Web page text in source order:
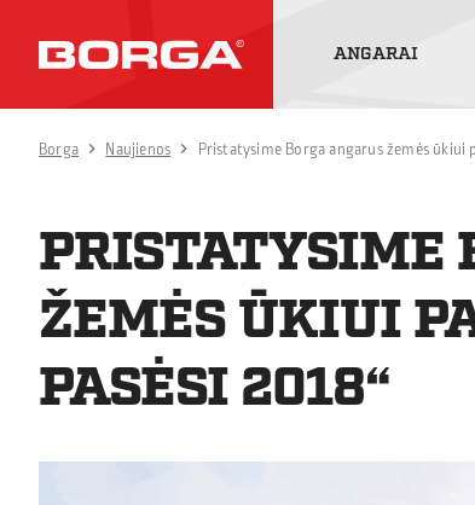
ANGARAI
Borga Naujienos Pristatysime Borga angarus žemės ūkiui
PRISTATYSIME
ŽEMĖS ŪKIUI
PASĖSI 2018“